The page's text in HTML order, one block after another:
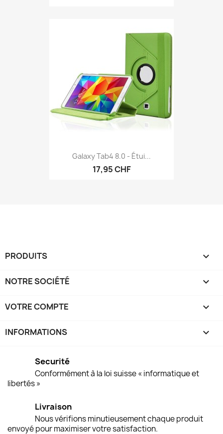
Galaxy Tab4 8.0 - Étui...
17,95 CHF
PRODUITS 
NOTRE SOCIÉTÉ 
VOTRE COMPTE 
INFORMATIONS keyboard_arrow_down
Securité
Conformément à la loi suisse « informatique et
libertés »
Livraison
Nous vérifions minutieusement chaque produit
envoyé pour maximiser votre satisfaction.